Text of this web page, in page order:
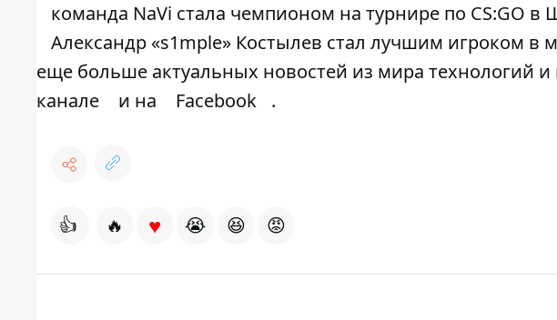
команда NaVi стала чемпионом на турнире по CS:GO в
Александр «s1mple» Костылев стал лучшим игроком в
еще больше актуальных новостей из мира технологий
канале
и на Facebook .
👍 🔥 ♥ 😭 😆 😡